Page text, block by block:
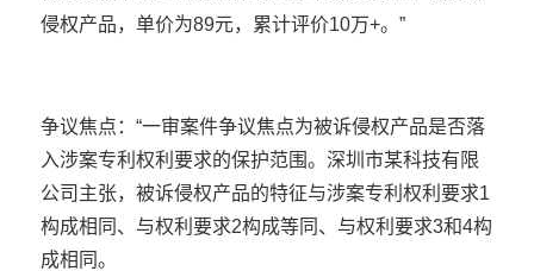
侵权产品，单价为89元，累计评价10万+。”
争议焦点：“一审案件争议焦点为被诉侵权产品是否落
入涉案专利权利要求的保护范围。深圳市某科技有限
公司主张，被诉侵权产品的特征与涉案专利权利要求1
构成相同、与权利要求2构成等同、与权利要求3和4构
成相同。